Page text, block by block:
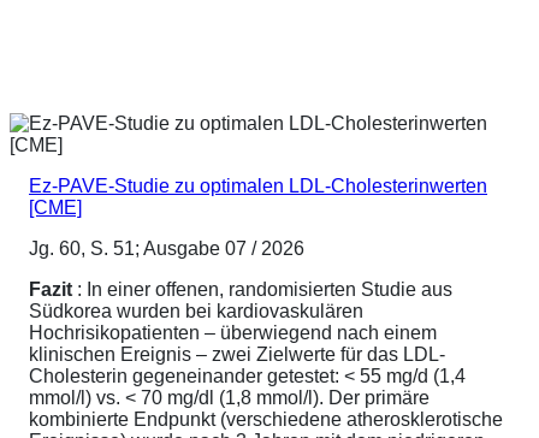
Ez-PAVE-Studie zu optimalen LDL-Cholesterinwerten
[CME]
Jg. 60, S. 51; Ausgabe 07 / 2026
Fazit : In einer offenen, randomisierten Studie aus
Südkorea wurden bei kardiovaskulären
Hochrisikopatienten – überwiegend nach einem
klinischen Ereignis – zwei Zielwerte für das LDL-
Cholesterin gegeneinander getestet: < 55 mg/d (1,4
mmol/l) vs. < 70 mg/dl (1,8 mmol/l). Der primäre
kombinierte Endpunkt (verschiedene atherosklerotische